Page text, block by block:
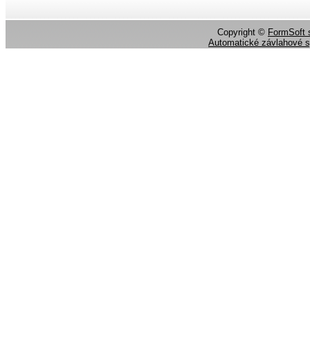
Copyright © FormSoft
Automatické závlahové